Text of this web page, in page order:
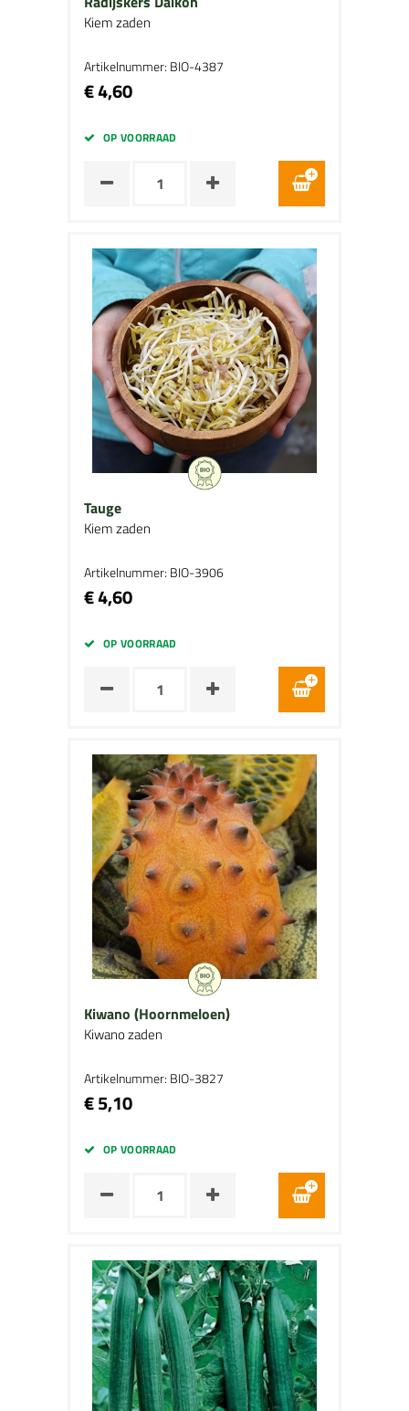
Kiem zaden
Artikelnummer: BIO-4387
€ 4,60
OP VOORRAAD
Tauge
Kiem zaden
Artikelnummer: BIO-3906
€ 4,60
OP VOORRAAD
Kiwano (Hoornmeloen)
Kiwano zaden
Artikelnummer: BIO-3827
€ 5,10
OP VOORRAAD